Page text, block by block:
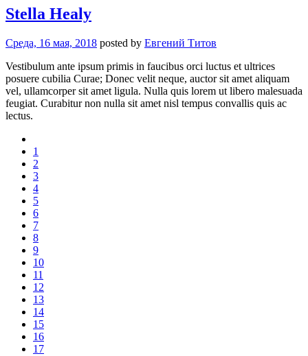
Stella Healy
Среда, 16 мая, 2018 posted by Евгений Титов
Vestibulum ante ipsum primis in faucibus orci luctus et ultrices
posuere cubilia Curae; Donec velit neque, auctor sit amet aliquam
vel, ullamcorper sit amet ligula. Nulla quis lorem ut libero malesuada
feugiat. Curabitur non nulla sit amet nisl tempus convallis quis ac
lectus.
1
2
3
4
5
6
7
8
9
10
11
12
13
14
15
16
17